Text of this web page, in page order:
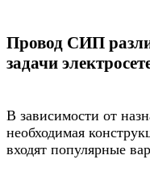
Провод СИП
задачи
В зависимости от
необходимая
входят популярные